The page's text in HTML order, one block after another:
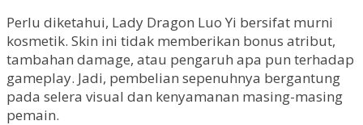
Perlu diketahui, Lady Dragon Luo Yi bersifat murni
kosmetik. Skin ini tidak memberikan bonus atribut,
tambahan damage, atau pengaruh apa pun terhadap
gameplay. Jadi, pembelian sepenuhnya bergantung
pada selera visual dan kenyamanan masing-masing
pemain.